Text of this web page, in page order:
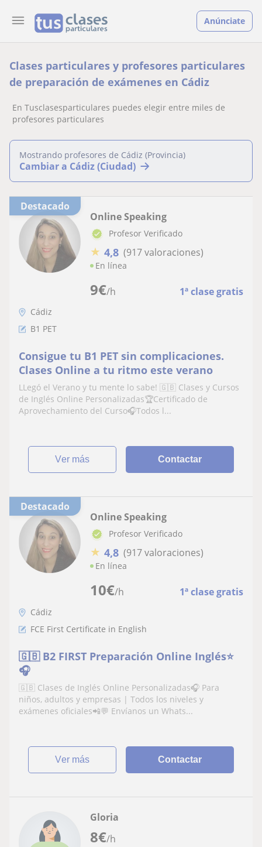
Anúnciate
Clases particulares y profesores particulares
de preparación de exámenes en Cádiz
En Tusclasesparticulares puedes elegir entre miles de
profesores particulares
Mostrando profesores de Cádiz (Provincia)
Cambiar a Cádiz (Ciudad)
Destacado
9€/h 1ª clase gratis
Online Speaking
Profesor Verificado
★ 4,8 (917 valoraciones)
En línea
Cádiz
B1 PET
Consigue tu B1 PET sin complicaciones.
Clases Online a tu ritmo este verano
LLegó el Verano y tu mente lo sabe! 🇬🇧 Clases y Cursos
de Inglés Online Personalizadas🏆Certificado de
Aprovechamiento del Curso🎧Todos l...
ver más Contactar
Destacado
10€/h 1ª clase gratis
Online Speaking
Profesor Verificado
★ 4,8 (917 valoraciones)
En línea
Cádiz
FCE First Certificate in English
🇬🇧 B2 FIRST Preparación Online Inglés⭐
🎧
🇬🇧 Clases de Inglés Online Personalizadas🎧 Para
niños, adultos y empresas | Todos los niveles y
exámenes oficiales📲💬 Envíanos un Whats...
ver más Contactar
8€/h
Gloria